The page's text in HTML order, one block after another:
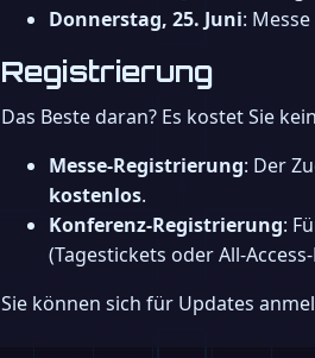
Donnerstag, 25. Juni:
Registrierung
Das Beste daran? Es kostet Sie
Messe-Registrierung: Der
kostenlos.
Konferenz-Registrierung:
(Tagestickets oder All-
Sie können sich für Updates